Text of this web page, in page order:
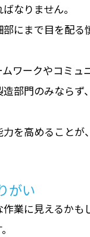
なりません。
にまで目を配
ワークやコミュ
部門のみなら
を高めること
がい
業に見えるか